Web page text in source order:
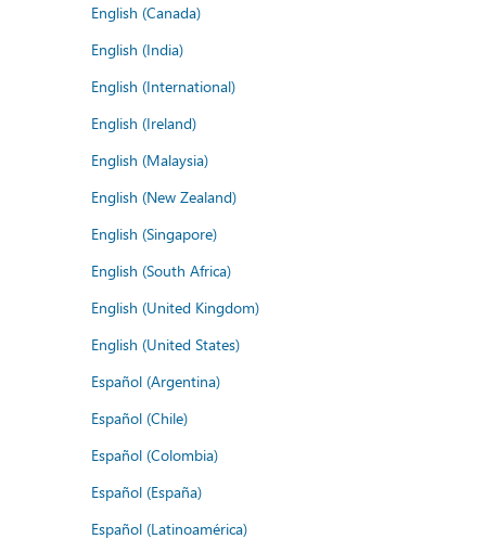
English (Canada)
English (India)
English (International)
English (Ireland)
English (Malaysia)
English (New Zealand)
English (Singapore)
English (South Africa)
English (United Kingdom)
English (United States)
Español (Argentina)
Español (Chile)
Español (Colombia)
Español (España)
Español (Latinoamérica)